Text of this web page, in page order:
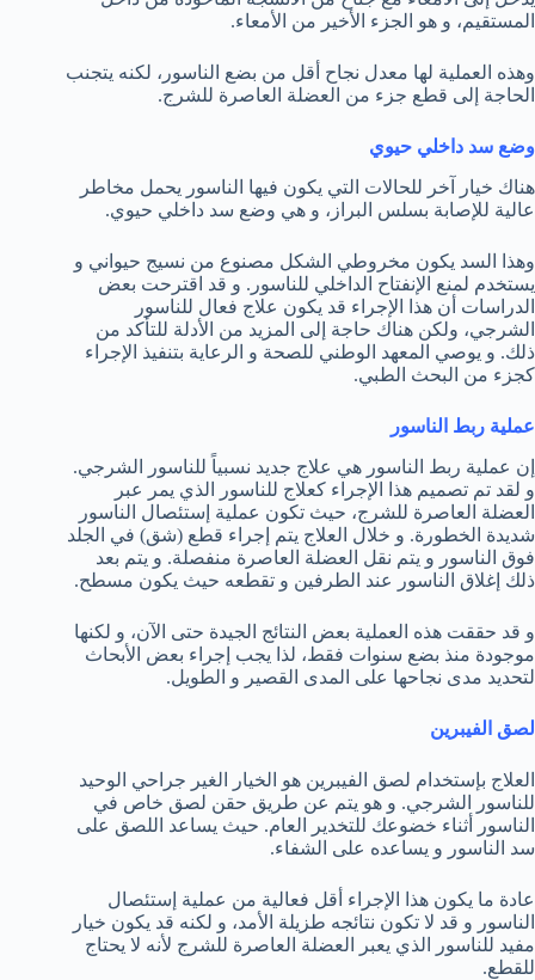
المستقيم، و هو الجزء الأخير من الأمعاء.
وهذه العملية لها معدل نجاح أقل من بضع الناسور، لكنه يتجنب
الحاجة إلى قطع جزء من العضلة العاصرة للشرج.
وضع سد داخلي حيوي
هناك خيار آخر للحالات التي يكون فيها الناسور يحمل مخاطر
عالية للإصابة بسلس البراز، و هي وضع سد داخلي حيوي.
وهذا السد يكون مخروطي الشكل مصنوع من نسيج حيواني و
يستخدم لمنع الإنفتاح الداخلي للناسور. و قد اقترحت بعض
الدراسات أن هذا الإجراء قد يكون علاج فعال للناسور
الشرجي، ولكن هناك حاجة إلى المزيد من الأدلة للتأكد من
ذلك. و يوصي المعهد الوطني للصحة و الرعاية بتنفيذ الإجراء
كجزء من البحث الطبي.
عملية ربط الناسور
إن عملية ربط الناسور هي علاج جديد نسبياً للناسور الشرجي.
و لقد تم تصميم هذا الإجراء كعلاج للناسور الذي يمر عبر
العضلة العاصرة للشرج، حيث تكون عملية إستئصال الناسور
شديدة الخطورة. و خلال العلاج يتم إجراء قطع (شق) في الجلد
فوق الناسور و يتم نقل العضلة العاصرة منفصلة. و يتم بعد
ذلك إغلاق الناسور عند الطرفين و تقطعه حيث يكون مسطح.
و قد حققت هذه العملية بعض النتائج الجيدة حتى الآن، و لكنها
موجودة منذ بضع سنوات فقط، لذا يجب إجراء بعض الأبحاث
لتحديد مدى نجاحها على المدى القصير و الطويل.
لصق الفيبرين
العلاج بإستخدام لصق الفيبرين هو الخيار الغير جراحي الوحيد
للناسور الشرجي. و هو يتم عن طريق حقن لصق خاص في
الناسور أثناء خضوعك للتخدير العام. حيث يساعد اللصق على
سد الناسور و يساعده على الشفاء.
عادة ما يكون هذا الإجراء أقل فعالية من عملية إستئصال
الناسور و قد لا تكون نتائجه طزيلة الأمد، و لكنه قد يكون خيار
مفيد للناسور الذي يعبر العضلة العاصرة للشرج لأنه لا يحتاج
للقطع.